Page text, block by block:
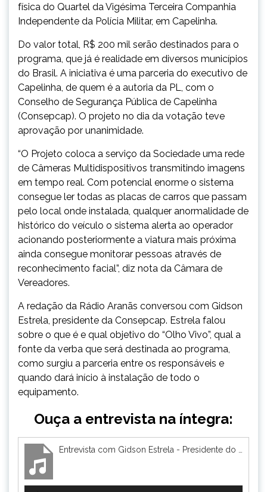
física do Quartel da Vigésima Terceira Companhia
Independente da Polícia Militar, em Capelinha.
Do valor total, R$ 200 mil serão destinados para o
programa, que já é realidade em diversos municípios
do Brasil. A iniciativa é uma parceria do executivo de
Capelinha, de quem é a autoria da PL, com o
Conselho de Segurança Pública de Capelinha
(Consepcap). O projeto no dia da votação teve
aprovação por unanimidade.
“O Projeto coloca a serviço da Sociedade uma rede
de Câmeras Multidispositivos transmitindo imagens
em tempo real. Com potencial enorme o sistema
consegue ler todas as placas de carros que passam
pelo local onde instalada, qualquer anormalidade de
histórico do veículo o sistema alerta ao operador
acionando posteriormente a viatura mais próxima
ainda consegue monitorar pessoas através de
reconhecimento facial”, diz nota da Câmara de
Vereadores.
A redação da Rádio Aranãs conversou com Gidson
Estrela, presidente da Consepcap. Estrela falou
sobre o que é e qual objetivo do “Olho Vivo”, qual a
fonte da verba que será destinada ao programa,
como surgiu a parceria entre os responsáveis e
quando dará início à instalação de todo o
equipamento.
Ouça a entrevista na íntegra: